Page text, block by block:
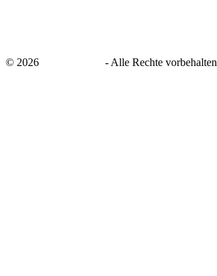
© 2026 - Alle Rechte vorbehalten